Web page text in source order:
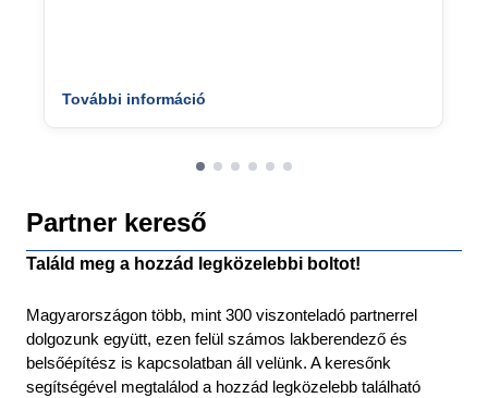
További információ
Partner kereső
Találd meg a hozzád legközelebbi boltot!
Magyarországon több, mint 300 viszonteladó partnerrel
dolgozunk együtt, ezen felül számos lakberendező és
belsőépítész is kapcsolatban áll velünk. A keresőnk
segítségével megtalálod a hozzád legközelebb található